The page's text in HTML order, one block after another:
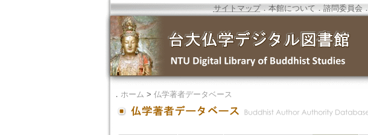
サイトマップ．本館について．諮問委員会．
． ホーム > 仏学著者データベース